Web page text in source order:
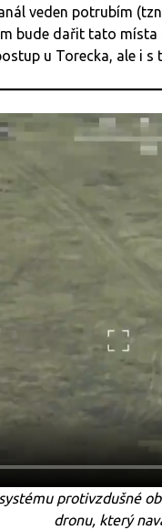
veden potrubím
bude dařit tato
u Torecka, ale i
protivzdušné
dronu, který